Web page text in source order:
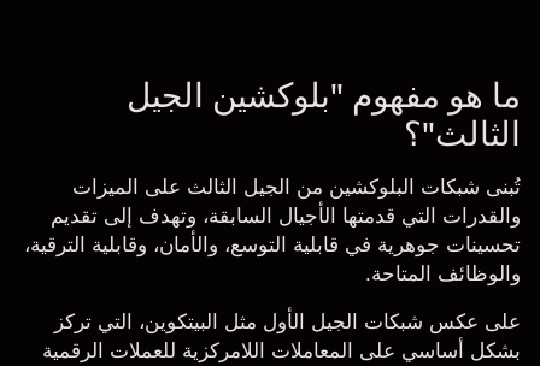
ما هو مفهوم "بلوكشين الجيل
الثالث"؟
تُبنى شبكات البلوكشين من الجيل الثالث على الميزات
والقدرات التي قدمتها الأجيال السابقة، وتهدف إلى تقديم
تحسينات جوهرية في قابلية التوسع، والأمان، وقابلية الترقية،
والوظائف المتاحة.
على عكس شبكات الجيل الأول مثل البيتكوين، التي تركز
بشكل أساسي على المعاملات اللامركزية للعملات الرقمية